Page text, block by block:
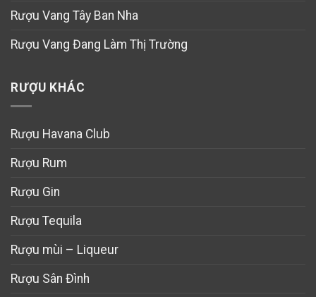
Rượu Vang Tây Ban Nha
Rượu Vang Đang Làm Thị Trường
RƯỢU KHÁC
Rượu Havana Club
Rượu Rum
Rượu Gin
Rượu Tequila
Rượu mùi – Liqueur
Rượu Sân Đình